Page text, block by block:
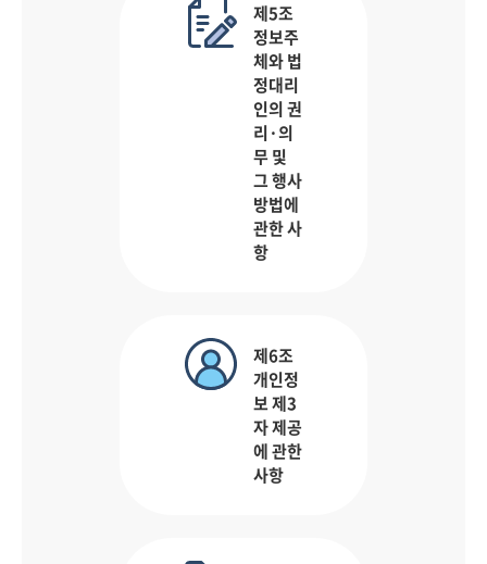
제5조
정보주
체와 법
정대리
인의 권
리·의
무 및
그 행사
방법에
관한 사
항
제6조
개인정
보 제3
자 제공
에 관한
사항